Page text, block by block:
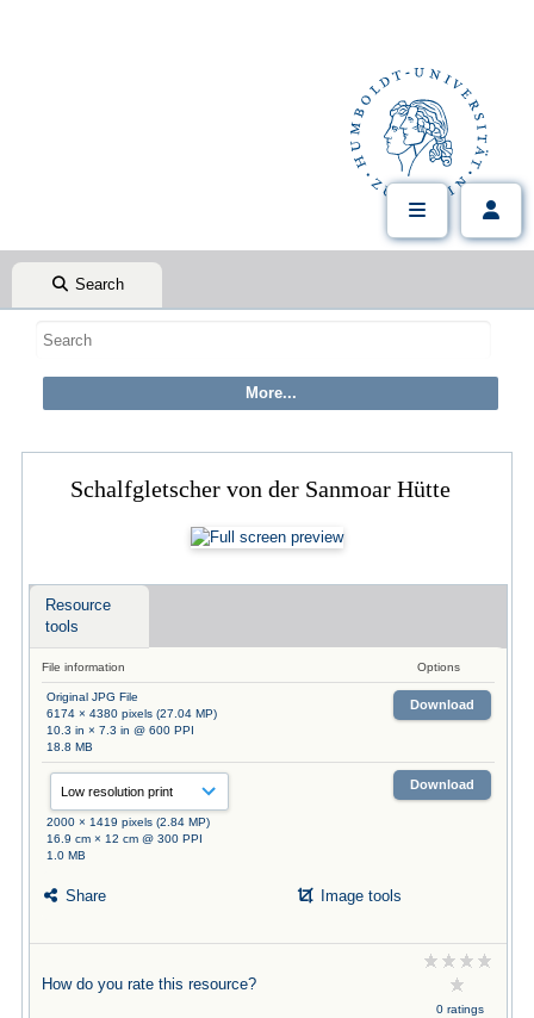
Search
Schalfgletscher von der Sanmoar Hütte
Resource
tools
File information Options
Original JPG File
6174 × 4380 pixels (27.04 MP)
10.3 in × 7.3 in @ 600 PPI
18.8 MB
Download
2000 × 1419 pixels (2.84 MP)
16.9 cm × 12 cm @ 300 PPI
1.0 MB
Download
Share Image tools
How do you rate this resource?
0 ratings